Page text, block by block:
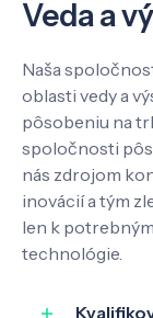
Veda a
Naša
oblasti vedy a
pôsobeniu na
spoločnosti
nás zdrojom
inovácií a tým
len k
technológie.